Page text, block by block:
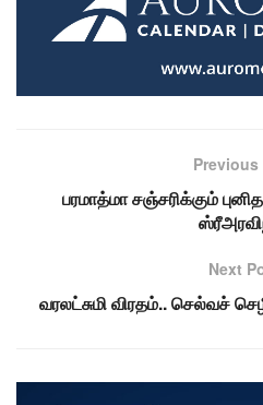
Previous
பரமாத்மா சஞ்சரிக்கும்
Next
வரலட்சுமி விரதம்.. செல்வச்